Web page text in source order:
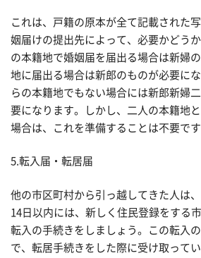
これは、戸籍の原本が全て記載された
姻届けの提出先によって、必要かどう
の本籍地で婚姻届を届出る場合は新婦
地に届出る場合は新郎のものが必要に
らの本籍地でもない場合には新郎新婦
要になります。しかし、二人の本籍地
場合は、これを準備することは不要です
5.転入届・転居届
他の市区町村から引っ越してきた人は
14日以内には、新しく住民登録をする
転入の手続きをしましょう。この転入
で、転居手続きをした際に受け取って